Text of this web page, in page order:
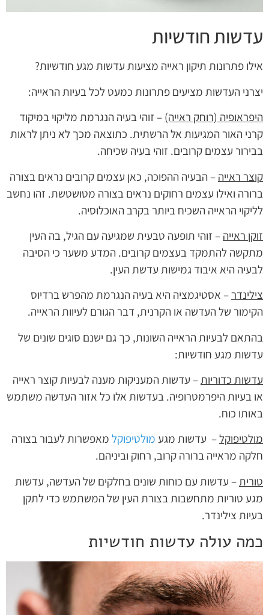
עדשות חודשיות
אילו פתרונות תיקון ראייה מציעות עדשות מגע חודשיות?
יצרני העדשות מציעים פתרונות כמעט לכל בעיות הראייה:
היפראופיה (רוחק ראייה) – זוהי בעיה הנגרמת מליקוי במיקוד
קרני האור המגיעות אל הרשתית. כתוצאה מכך לא ניתן לראות
בבירור עצמים קרובים. זוהי בעיה שכיחה.
קוצר ראייה – הבעיה ההפוכה, כאן עצמים קרובים נראים בצורה
ברורה ואילו עצמים רחוקים נראים בצורה מטושטשת. זהו נחשב
לליקוי הראייה השכיח ביותר בקרב האוכלוסיה.
זוקן ראייה – זוהי תופעה טבעית שמגיעה עם הגיל, בה העין
מתקשה להתמקד בעצמים קרובים. המדע משער כי הסיבה
לבעיה היא איבוד גמישות עדשת העין.
צילינדר– אסטיגמציה היא בעיה הנגרמת מהפרש ברדיוס
הקימור של העדשה או הקרנית, דבר הגורם לעיוות הראייה.
בהתאם לבעיות הראייה השונות, כך גם ישנם סוגים שונים של
עדשות מגע חודשיות:
עדשות כדוריות– עדשות המעניקות מענה לבעיות קוצר ראייה
או בעיות היפרמטרופיה. בעדשות אלו כל אזור העדשה משתמש
באותו כוח.
מולטיפוקל– עדשות מגע מולטיפוקל מאפשרות לעבור בצורה
חלקה מראייה ברורה קרוב, רחוק וביניהם.
טורית– עדשות עם כוחות שונים בחלקים של העדשה, עדשות
מגע טוריות מתחשבות בצורת העין של המשתמש כדי לתקן
בעיות צילינדר.
כמה עולה עדשות חודשיות